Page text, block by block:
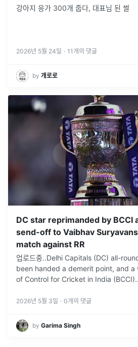
강아지 응가 300개 줍다, 대표님 된 썰
2026년 5월 24일 · 11 개의 댓글
by 개로로
DC star reprimanded by BCCI
send-off to Vaibhav
match against RR
업로드중..Delhi Capitals (DC) all-
been handed a demerit point, and a
of Control for Cricket in India (BCCI)
2026년 5월 3일 · 0개의 댓글
by Garima Singh